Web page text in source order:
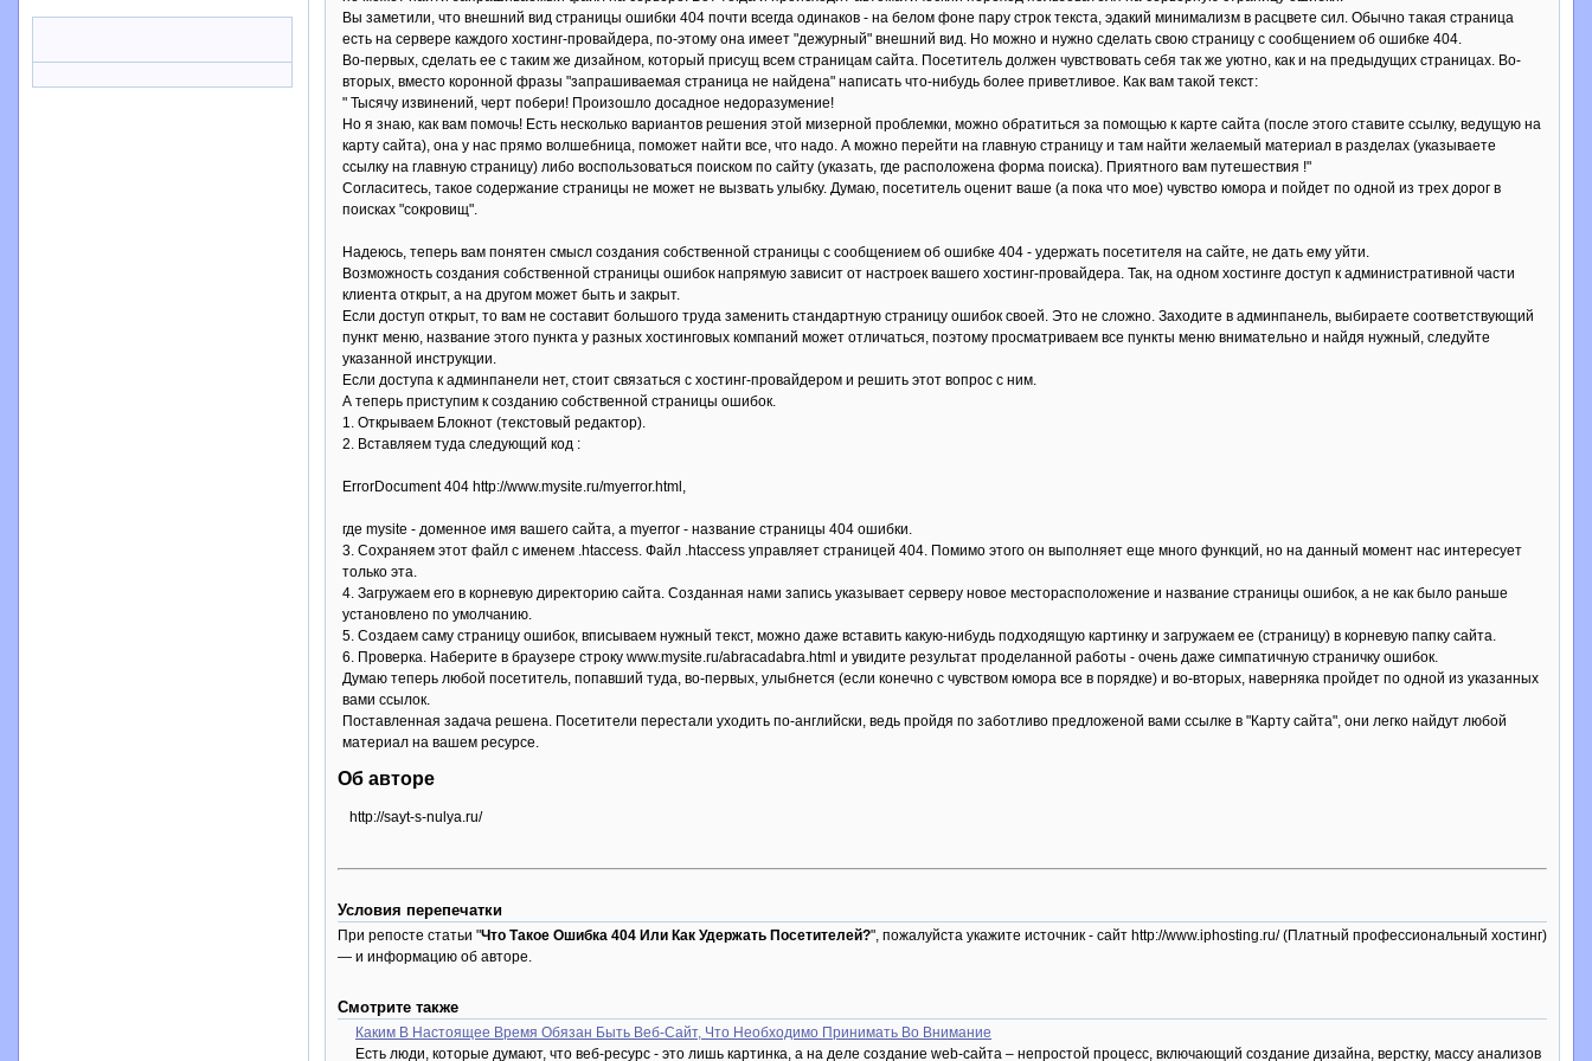
Вы заметили, что внешний вид страницы ошибки 404 почти всегда одинаков - на белом фоне пару строк текста, эдакий минимализм в расцвете сил. Обычно такая страница
есть на сервере каждого хостинг-провайдера, по-этому она имеет "дежурный" внешний вид. Но можно и нужно сделать свою страницу с сообщением об ошибке 404.
Во-первых, сделать ее с таким же дизайном, который присущ всем страницам сайта. Посетитель должен чувствовать себя так же уютно, как и на предыдущих страницах. Во-
вторых, вместо коронной фразы "запрашиваемая страница не найдена" написать что-нибудь более приветливое. Как вам такой текст:
" Тысячу извинений, черт побери! Произошло досадное недоразумение!
Но я знаю, как вам помочь! Есть несколько вариантов решения этой мизерной проблемки, можно обратиться за помощью к карте сайта (после этого ставите ссылку, ведущую на
карту сайта), она у нас прямо волшебница, поможет найти все, что надо. А можно перейти на главную страницу и там найти желаемый материал в разделах (указываете
ссылку на главную страницу) либо воспользоваться поиском по сайту (указать, где расположена форма поиска). Приятного вам путешествия !"
Согласитесь, такое содержание страницы не может не вызвать улыбку. Думаю, посетитель оценит ваше (а пока что мое) чувство юмора и пойдет по одной из трех дорог в
поисках "сокровищ".
Надеюсь, теперь вам понятен смысл создания собственной страницы с сообщением об ошибке 404 - удержать посетителя на сайте, не дать ему уйти.
Возможность создания собственной страницы ошибок напрямую зависит от настроек вашего хостинг-провайдера. Так, на одном хостинге доступ к административной части
клиента открыт, а на другом может быть и закрыт.
Если доступ открыт, то вам не составит большого труда заменить стандартную страницу ошибок своей. Это не сложно. Заходите в админпанель, выбираете соответствующий
пункт меню, название этого пункта у разных хостинговых компаний может отличаться, поэтому просматриваем все пункты меню внимательно и найдя нужный, следуйте
указанной инструкции.
Если доступа к админпанели нет, стоит связаться с хостинг-провайдером и решить этот вопрос с ним.
А теперь приступим к созданию собственной страницы ошибок.
1. Открываем Блокнот (текстовый редактор).
2. Вставляем туда следующий код :
ErrorDocument 404 http://www.mysite.ru/myerror.html,
где mysite - доменное имя вашего сайта, а myerror - название страницы 404 ошибки.
3. Сохраняем этот файл с именем .htaccess. Файл .htaccess управляет страницей 404. Помимо этого он выполняет еще много функций, но на данный момент нас интересует
только эта.
4. Загружаем его в корневую директорию сайта. Созданная нами запись указывает серверу новое месторасположение и название страницы ошибок, а не как было раньше
установлено по умолчанию.
5. Создаем саму страницу ошибок, вписываем нужный текст, можно даже вставить какую-нибудь подходящую картинку и загружаем ее (страницу) в корневую папку сайта.
6. Проверка. Наберите в браузере строку www.mysite.ru/abracadabra.html и увидите результат проделанной работы - очень даже симпатичную страничку ошибок.
Думаю теперь любой посетитель, попавший туда, во-первых, улыбнется (если конечно с чувством юмора все в порядке) и во-вторых, наверняка пройдет по одной из указанных
вами ссылок.
Поставленная задача решена. Посетители перестали уходить по-английски, ведь пройдя по заботливо предложеной вами ссылке в "Карту сайта", они легко найдут любой
материал на вашем ресурсе.
Об авторе
http://sayt-s-nulya.ru/
Условия перепечатки
При репосте статьи "Что Такое Ошибка 404 Или Как Удержать Посетителей?", пожалуйста укажите источник - сайт http://www.iphosting.ru/ (Платный профессиональный хостинг)
— и информацию об авторе.
Смотрите также
Каким В Настоящее Время Обязан Быть Веб-Сайт, Что Необходимо Принимать Во Внимание
Есть люди, которые думают, что веб-ресурс - это лишь картинка, а на деле создание web-сайта – непростой процесс, включающий создание дизайна, верстку, массу анализов